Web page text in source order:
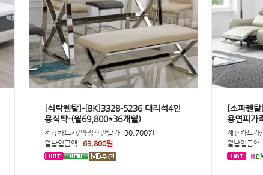
[식탁렌탈]-[BK]3328-5236 대리석4인
용식탁-(월69,800*36개월)
제휴카드가/약정후반납가 90,700원
월납입금액
69,800원
[소파렌
용면피가
제휴카드가
월납입금액